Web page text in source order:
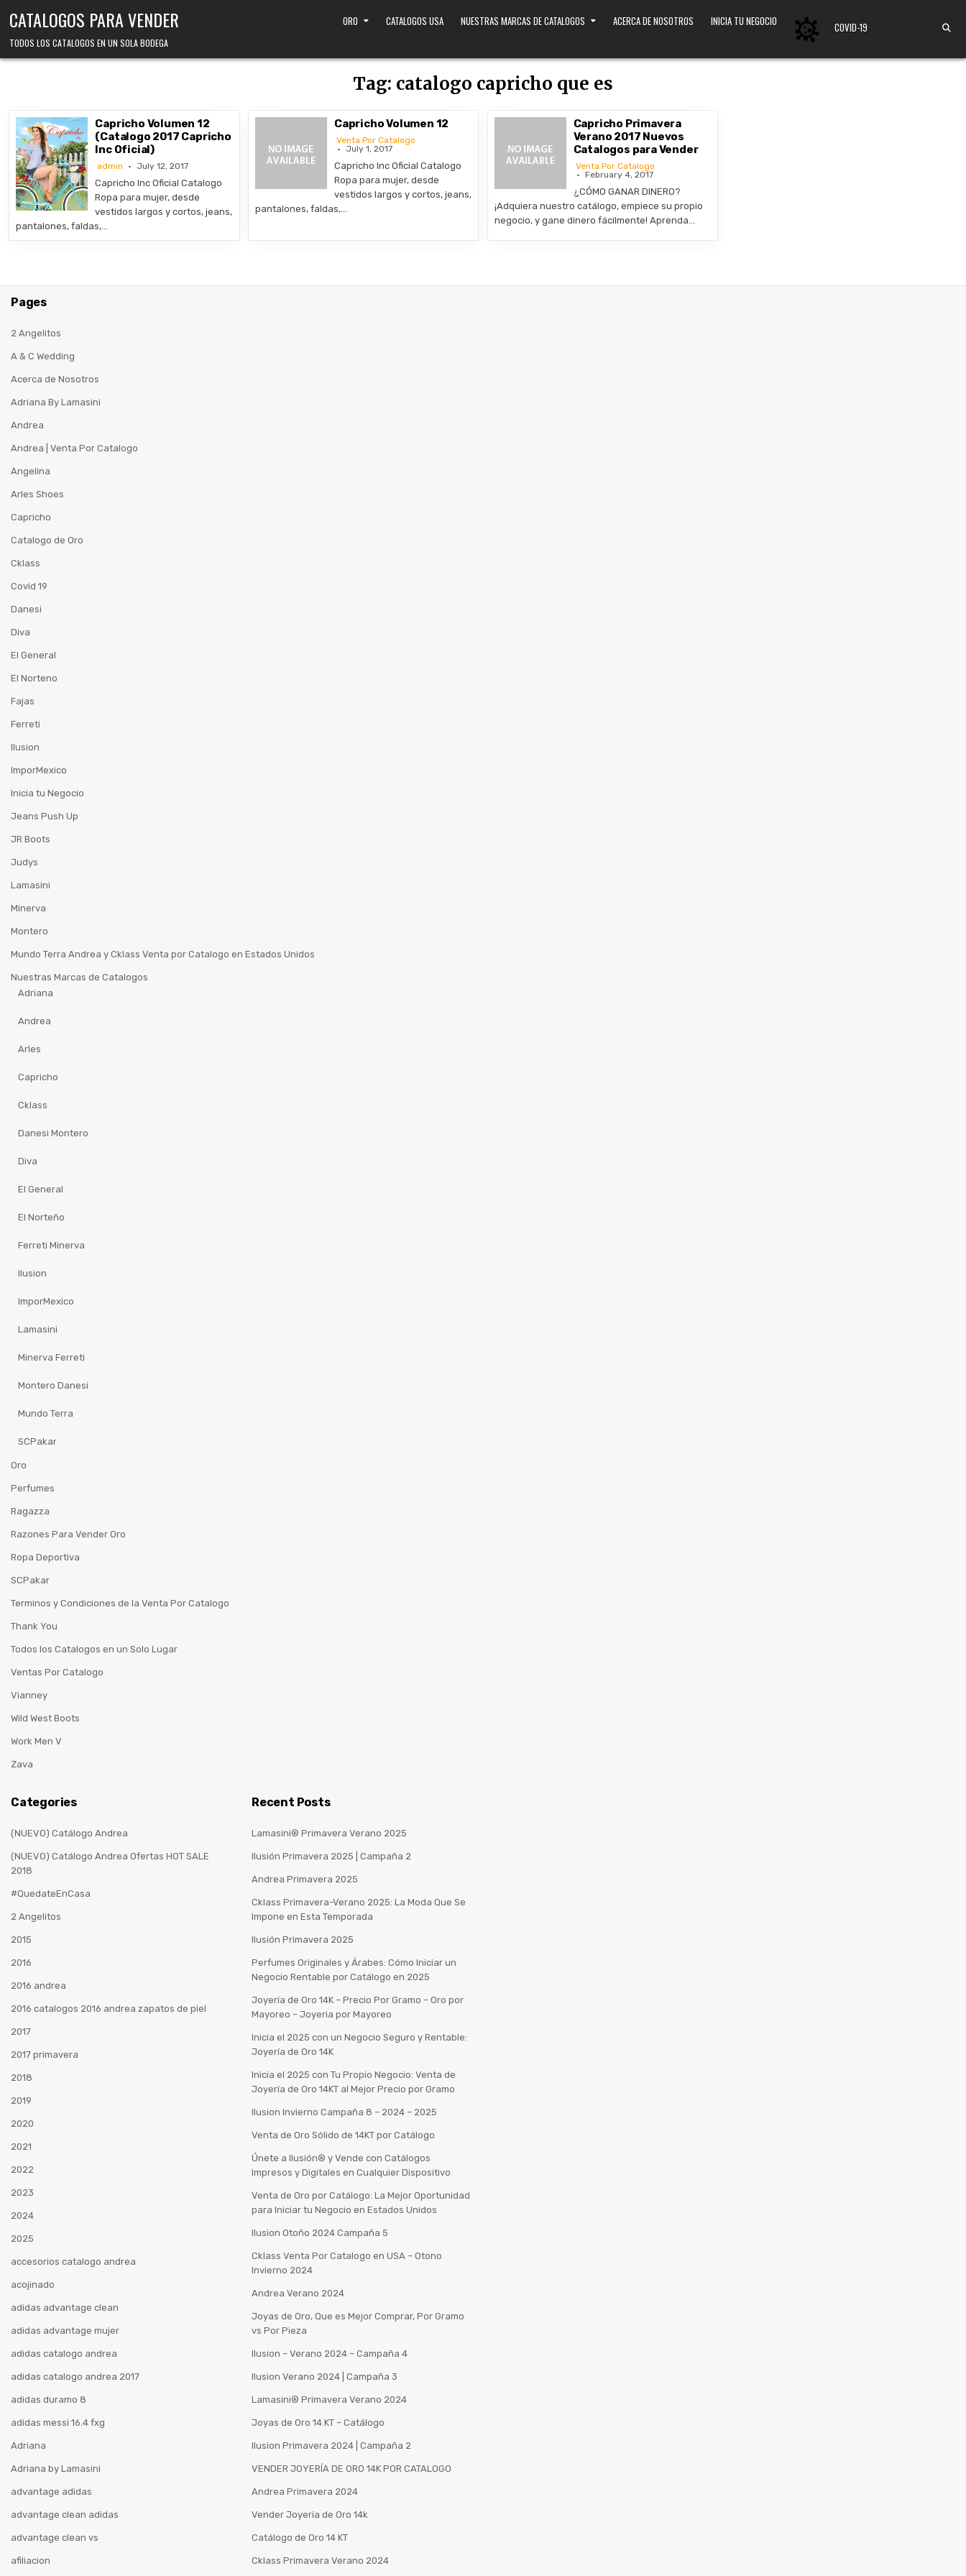
CATALOGOS PARA VENDER
TODOS LOS CATALOGOS EN UN SOLA BODEGA
ORO CATALOGOS USA NUESTRAS MARCAS DE CATALOGOS ACERCA DE NOSOTROS INICIA TU NEGOCIO COVID-19
Tag: catalogo capricho que es
Capricho Volumen 12
(Catalogo 2017 Capricho
Inc Oficial)
admin July 12, 2017
Capricho Inc Oficial Catalogo
Ropa para mujer, desde
vestidos largos y cortos, jeans,
pantalones, faldas,…
Capricho Volumen 12
Venta Por Catalogo
July 1, 2017
Capricho Inc Oficial Catalogo
Ropa para mujer, desde
vestidos largos y cortos, jeans,
pantalones, faldas,…
Capricho Primavera
Verano 2017 Nuevos
Catalogos para Vender
Venta Por Catalogo
February 4, 2017
¿CÓMO GANAR DINERO?
¡Adquiera nuestro catálogo, empiece su propio
negocio, y gane dinero fácilmente! Aprenda…
Pages
2 Angelitos
A & C Wedding
Acerca de Nosotros
Adriana By Lamasini
Andrea
Andrea | Venta Por Catalogo
Angelina
Arles Shoes
Capricho
Catalogo de Oro
Cklass
Covid 19
Danesi
Diva
El General
El Norteno
Fajas
Ferreti
Ilusion
ImporMexico
Inicia tu Negocio
Jeans Push Up
JR Boots
Judys
Lamasini
Minerva
Montero
Mundo Terra Andrea y Cklass Venta por Catalogo en Estados Unidos
Nuestras Marcas de Catalogos
Adriana
Andrea
Arles
Capricho
Cklass
Danesi Montero
Diva
El General
El Norteño
Ferreti Minerva
Ilusion
ImporMexico
Lamasini
Minerva Ferreti
Montero Danesi
Mundo Terra
SCPakar
Oro
Perfumes
Ragazza
Razones Para Vender Oro
Ropa Deportiva
SCPakar
Terminos y Condiciones de la Venta Por Catalogo
Thank You
Todos los Catalogos en un Solo Lugar
Ventas Por Catalogo
Vianney
Wild West Boots
Work Men V
Zava
Categories
(NUEVO) Catálogo Andrea
(NUEVO) Catálogo Andrea Ofertas HOT SALE
2018
#QuedateEnCasa
2 Angelitos
2015
2016
2016 andrea
2016 catalogos 2016 andrea zapatos de piel
2017
2017 primavera
2018
2019
2020
2021
2022
2023
2024
2025
accesorios catalogo andrea
acojinado
adidas advantage clean
adidas advantage mujer
adidas catalogo andrea
adidas catalogo andrea 2017
adidas duramo 8
adidas messi 16.4 fxg
Adriana
Adriana by Lamasini
advantage adidas
advantage clean adidas
advantage clean vs
afiliacion
Recent Posts
Lamasini® Primavera Verano 2025
Ilusión Primavera 2025 | Campaña 2
Andrea Primavera 2025
Cklass Primavera-Verano 2025: La Moda Que Se
Impone en Esta Temporada
Ilusión Primavera 2025
Perfumes Originales y Árabes: Cómo Iniciar un
Negocio Rentable por Catálogo en 2025
Joyería de Oro 14K – Precio Por Gramo – Oro por
Mayoreo – Joyeria por Mayoreo
Inicia el 2025 con un Negocio Seguro y Rentable:
Joyería de Oro 14K
Inicia el 2025 con Tu Propio Negocio: Venta de
Joyería de Oro 14KT al Mejor Precio por Gramo
Ilusion Invierno Campaña 8 – 2024 – 2025
Venta de Oro Sólido de 14KT por Catálogo
Únete a Ilusión® y Vende con Catálogos
Impresos y Digitales en Cualquier Dispositivo
Venta de Oro por Catálogo: La Mejor Oportunidad
para Iniciar tu Negocio en Estados Unidos
Ilusion Otoño 2024 Campaña 5
Cklass Venta Por Catalogo en USA – Otono
Invierno 2024
Andrea Verano 2024
Joyas de Oro, Que es Mejor Comprar, Por Gramo
vs Por Pieza
Ilusion – Verano 2024 – Campaña 4
Ilusion Verano 2024 | Campaña 3
Lamasini®️ Primavera Verano 2024
Joyas de Oro 14 KT – Catálogo
Ilusion Primavera 2024 | Campaña 2
VENDER JOYERÍA DE ORO 14K POR CATALOGO
Andrea Primavera 2024
Vender Joyería de Oro 14k
Catálogo de Oro 14 KT
Cklass Primavera Verano 2024